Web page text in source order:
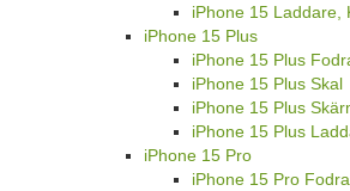
iPhone 15 Laddare,
iPhone 15 Plus
iPhone 15 Plus
iPhone 15 Plus Skal
iPhone 15 Plus
iPhone 15 Plus
iPhone 15 Pro
iPhone 15 Pro